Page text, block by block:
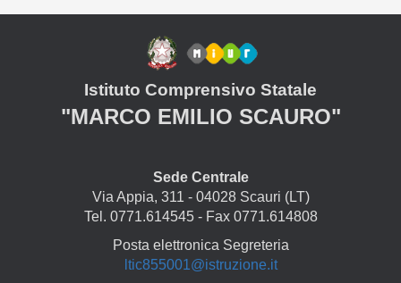
Istituto Comprensivo Statale
"MARCO EMILIO SCAURO"
Sede Centrale
Via Appia, 311 - 04028 Scauri (LT)
Tel. 0771.614545 - Fax 0771.614808
Posta elettronica Segreteria
ltic855001@istruzione.it